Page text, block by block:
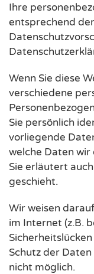
Ihre
entsprechend
Wenn Sie diese
verschiedene
Sie persönlich
vorliegende
welche Daten wir
Sie erläutert
geschieht.
Wir weisen
im Internet (z.B.
Schutz der
nicht möglich.